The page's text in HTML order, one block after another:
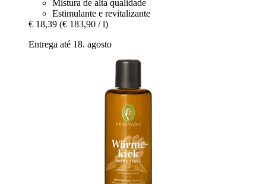
Mistura de alta qualidade
Estimulante e revitalizante
€ 18,39 (€ 183,90 / l)
Entrega até 18. agosto